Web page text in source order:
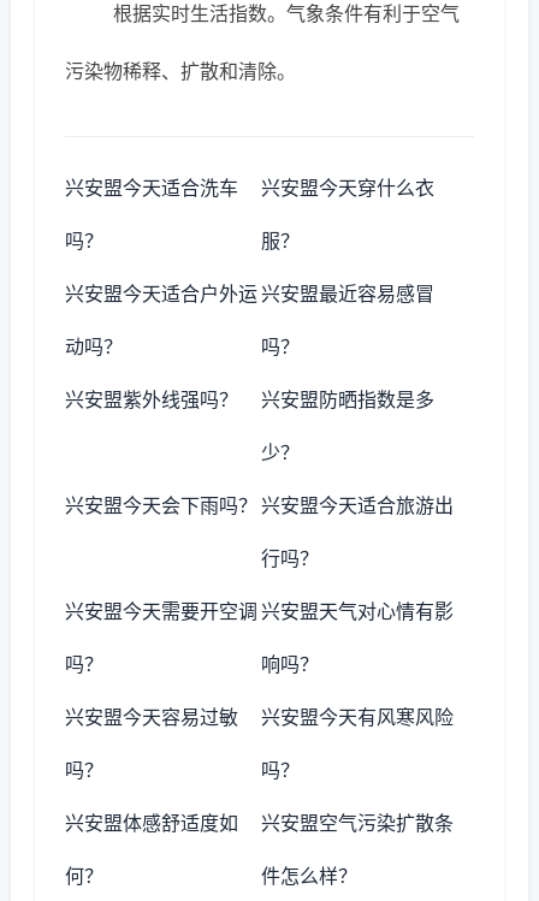
根据实时生活指数。气象条件有利于空气
污染物稀释、扩散和清除。
兴安盟今天适合洗车
吗？
兴安盟今天穿什么衣
服？
兴安盟今天适合户外运
动吗？
兴安盟最近容易感冒
吗？
兴安盟紫外线强吗？ 兴安盟防晒指数是多
少？
兴安盟今天会下雨吗？ 兴安盟今天适合旅游出
行吗？
兴安盟今天需要开空调
吗？
兴安盟天气对心情有影
响吗？
兴安盟今天容易过敏
吗？
兴安盟今天有风寒风险
吗？
兴安盟体感舒适度如
何？
兴安盟空气污染扩散条
件怎么样？